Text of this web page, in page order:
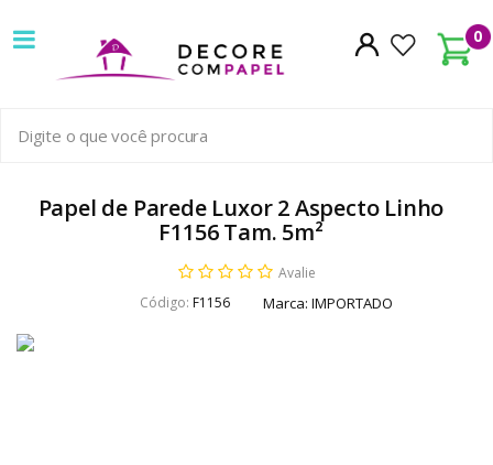
0
Decore
com
papel
pioneira
venda
Papel de Parede Luxor 2 Aspecto Linho
F1156 Tam. 5m²
Avalie
Código: F1156 Marca: IMPORTADO